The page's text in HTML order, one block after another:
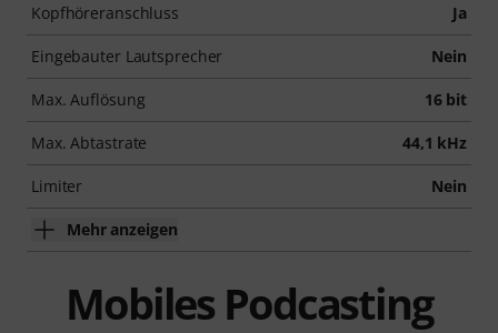
Kopfhöreranschluss Ja
Eingebauter Lautsprecher Nein
Max. Auflösung 16 bit
Max. Abtastrate 44,1 kHz
Limiter Nein
Mehr anzeigen
Mobiles Podcasting